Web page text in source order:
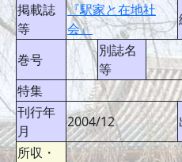
掲載誌
等
『駅家と在地社
会』
巻号
別誌名
等
特集
刊行年
月
2004/12
所収・